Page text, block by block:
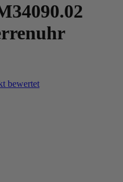
bewertet